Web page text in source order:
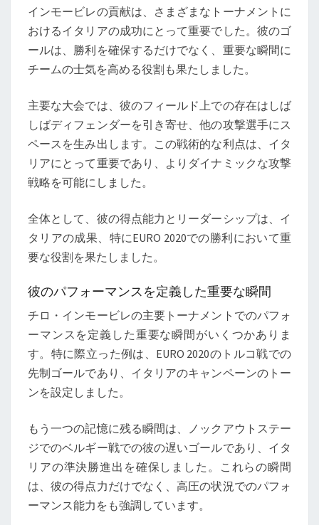
インモービレの貢献は、さまざまなトーナメントに
おけるイタリアの成功にとって重要でした。彼のゴ
ールは、勝利を確保するだけでなく、重要な瞬間に
チームの士気を高める役割も果たしました。
主要な大会では、彼のフィールド上での存在はしば
しばディフェンダーを引き寄せ、他の攻撃選手にス
ペースを生み出します。この戦術的な利点は、イタ
リアにとって重要であり、よりダイナミックな攻撃
戦略を可能にしました。
全体として、彼の得点能力とリーダーシップは、イ
タリアの成果、特にEURO 2020での勝利において重
要な役割を果たしました。
彼のパフォーマンスを定義した重要な瞬間
チロ・インモービレの主要トーナメントでのパフォ
ーマンスを定義した重要な瞬間がいくつかありま
す。特に際立った例は、EURO 2020のトルコ戦での
先制ゴールであり、イタリアのキャンペーンのトー
ンを設定しました。
もう一つの記憶に残る瞬間は、ノックアウトステー
ジでのベルギー戦での彼の遅いゴールであり、イタ
リアの準決勝進出を確保しました。これらの瞬間
は、彼の得点力だけでなく、高圧の状況でのパフォ
ーマンス能力をも強調しています。